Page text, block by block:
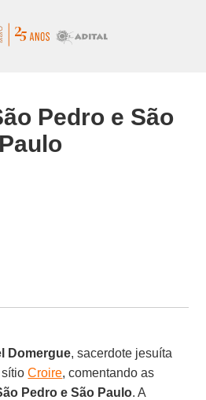
Pedro e São
Paulo
Domergue, sacerdote jesuíta
sítioCroire, comentando as
Pedro e São Paulo. A